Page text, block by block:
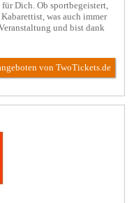
Dich. Ob sportbegeistert,
was auch immer
und bist dank
von TwoTickets.de